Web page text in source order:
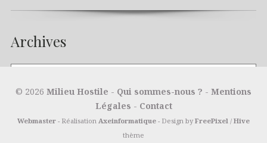
Archives
© 2026 Milieu Hostile - Qui sommes-nous ? - Mentions
Légales - Contact
Webmaster - Réalisation Axeinformatique - Design by FreePixel / Hive
thème